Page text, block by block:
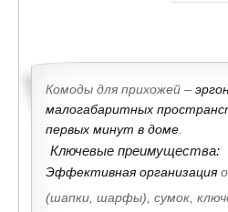
Комоды для прихожей –
малогабаритных
первых минут в доме
Ключевые преимущества:
Эффективная организация
(шапки, шарфы), сумок,